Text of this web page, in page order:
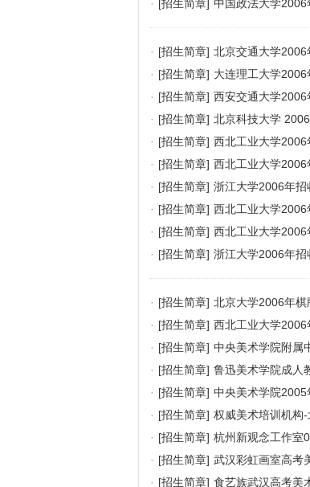
· [招生简章] 中国政法大学
· [招生简章] 北京交通大学
· [招生简章] 大连理工大学
· [招生简章] 西安交通大学
· [招生简章] 北京科技大学
· [招生简章] 西北工业大学
· [招生简章] 西北工业大学
· [招生简章] 浙江大学2006年
· [招生简章] 西北工业大学
· [招生简章] 西北工业大学
· [招生简章] 浙江大学2006年
· [招生简章] 北京大学2006年
· [招生简章] 西北工业大学
· [招生简章] 中央美术学院附属
· [招生简章] 鲁迅美术学院成人
· [招生简章] 中央美术学院
· [招生简章] 权威美术培训机构
· [招生简章] 杭州新观念工作室
· [招生简章] 武汉彩虹画室高考
· [招生简章] 食艺族武汉高考美